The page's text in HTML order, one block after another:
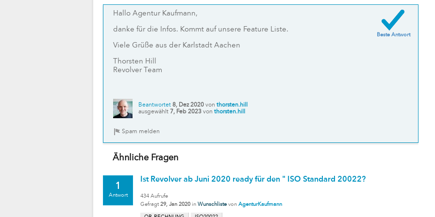
Beste Antwort
Hallo Agentur Kaufmann,
danke für die Infos. Kommt auf unsere Feature Liste.
Viele Grüße aus der Karlstadt Aachen
Thorsten Hill
Revolver Team
Beantwortet 8, Dez 2020 von thorsten.hill
ausgewählt 7, Feb 2023 von thorsten.hill
Ähnliche Fragen
1
Antwort
Ist Revolver ab Juni 2020 ready für den " ISO Standard 20022?
434 Aufrufe
Gefragt 29, Jan 2020 in Wunschliste von AgenturKaufmann